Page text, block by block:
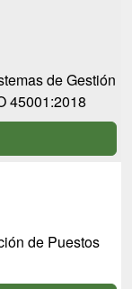
de Gestión
45001:2018
de Puestos